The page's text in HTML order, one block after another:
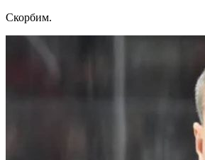
Скорбим.